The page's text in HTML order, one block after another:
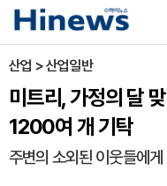
산업 > 산업일반
미트리, 가정의 달
1200여 개 기탁
주변의 소외된 이웃들에